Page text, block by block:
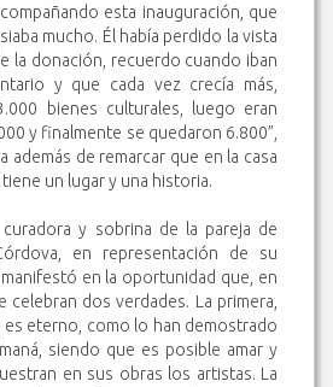
esta inauguración, que
mucho. Él había perdido la vista
la donación, recuerdo cuando iban
y que cada vez crecía más,
bienes culturales, luego eran
y finalmente se quedaron 6.800”,
además de remarcar que en la casa
un lugar y una historia.
curadora y sobrina de la pareja de
en representación de su
en la oportunidad que, en
celebran dos verdades. La primera,
es eterno, como lo han demostrado
siendo que es posible amar y
en sus obras los artistas. La